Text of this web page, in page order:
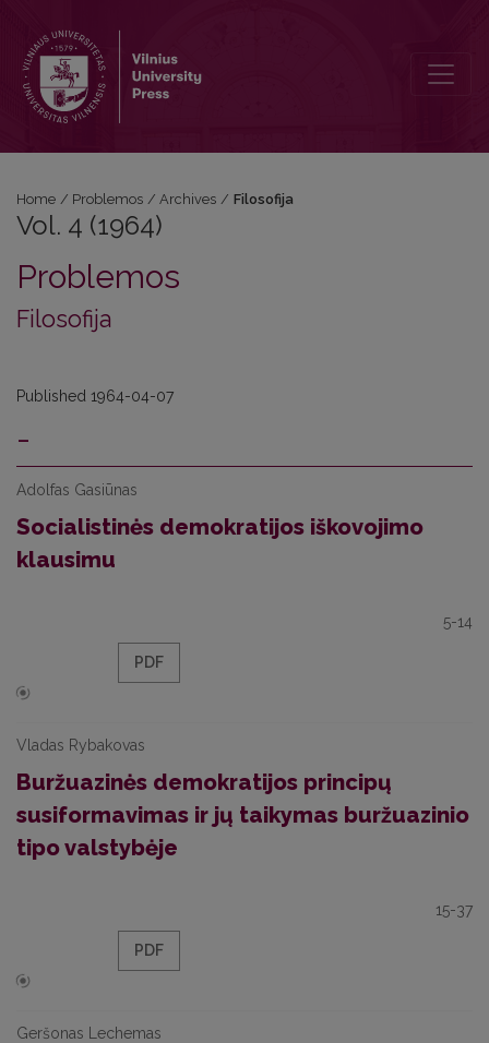
Home / Problemos / Archives / Filosofija
Vol. 4 (1964)
Problemos
Filosofija
Published 1964-04-07
-
Adolfas Gasiūnas
Socialistinės demokratijos iškovojimo
klausimu
5-14
PDF
Vladas Rybakovas
Buržuazinės demokratijos principų
susiformavimas ir jų taikymas buržuazinio
tipo valstybėje
15-37
PDF
Geršonas Lechemas